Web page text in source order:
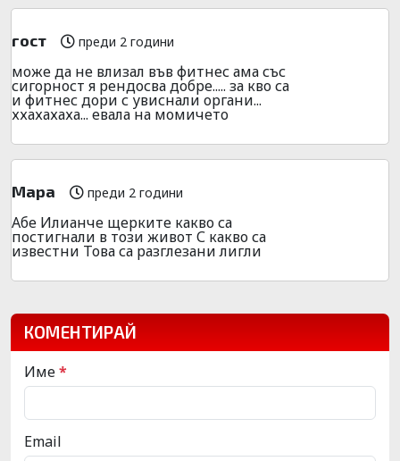
гост преди 2 години
може да не влизал във фитнес ама със
сигорност я рендосва добре..... за кво са
и фитнес дори с увиснали органи...
ххахахаха... евала на момичето
Мара преди 2 години
Абе Илианче щерките какво са
постигнали в този живот С какво са
известни Това са разглезани лигли
КОМЕНТИРАЙ
Име*
Email